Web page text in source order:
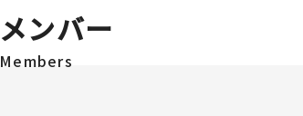
メンバー
Members